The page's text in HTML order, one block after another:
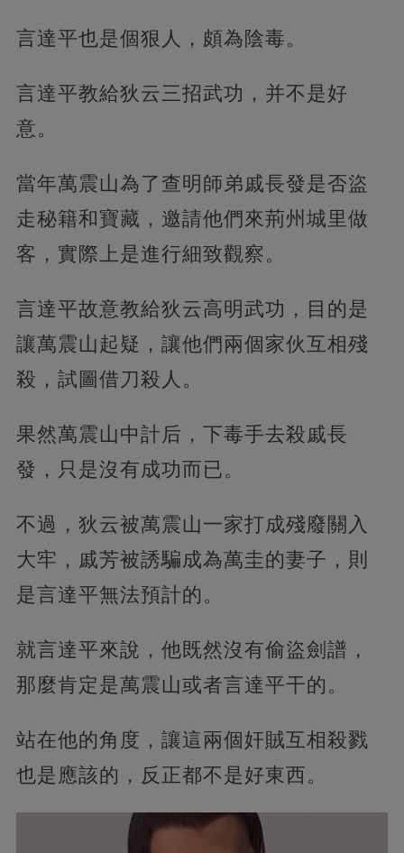
言達平也是個狠人，頗為陰毒。
言達平教給狄云三招武功，并不是好
意。
當年萬震山為了查明師弟戚長發是否盜
走秘籍和寶藏，邀請他們來荊州城里做
客，實際上是進行細致觀察。
言達平故意教給狄云高明武功，目的是
讓萬震山起疑，讓他們兩個家伙互相殘
殺，試圖借刀殺人。
果然萬震山中計后，下毒手去殺戚長
發，只是沒有成功而已。
不過，狄云被萬震山一家打成殘廢關入
大牢，戚芳被誘騙成為萬圭的妻子，則
是言達平無法預計的。
就言達平來說，他既然沒有偷盜劍譜，
那麼肯定是萬震山或者言達平干的。
站在他的角度，讓這兩個奸賊互相殺戮
也是應該的，反正都不是好東西。